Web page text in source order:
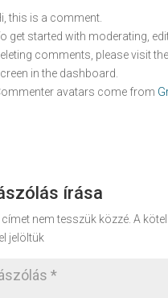
this is a comment.
get started with moderating,
comments, please visit
in the dashboard.
avatars come from
írása
nem tesszük közzé. A
jelöltük